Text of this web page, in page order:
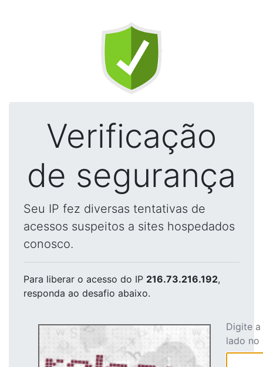
Verificação
de segurança
Seu IP fez diversas tentativas de
acessos suspeitos a sites hospedados
conosco.
Para liberar o acesso do IP 216.73.216.192,
responda ao desafio abaixo.
Digite
lado no